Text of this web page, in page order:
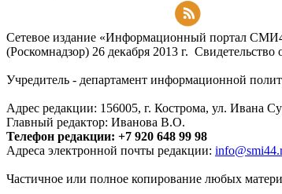
Сетевое издание «Информационный портал
(Роскомнадзор) 26 декабря 2013 г.
Учредитель - департамент информационной
Адрес редакции: 156005, г. Кострома, ул. Ивана
Главный редактор: Иванова В.О.
Телефон редакции: +7 920 648 99 98
Адреса электронной почты редакции:
Частичное или полное копирование любых